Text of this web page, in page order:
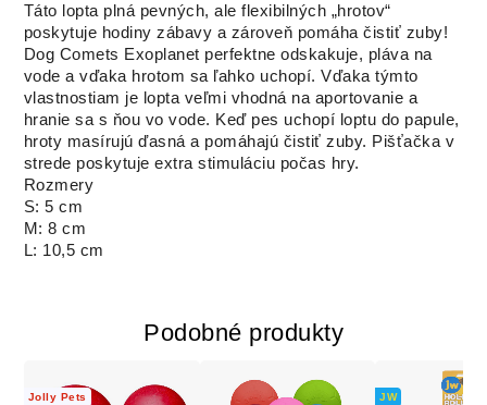
Táto lopta plná pevných, ale flexibilných „hrotov“
poskytuje hodiny zábavy a zároveň pomáha čistiť zuby!
Dog Comets Exoplanet perfektne odskakuje, pláva na
vode a vďaka hrotom sa ľahko uchopí. Vďaka týmto
vlastnostiam je lopta veľmi vhodná na aportovanie a
hranie sa s ňou vo vode. Keď pes uchopí loptu do papule,
hroty masírujú ďasná a pomáhajú čistiť zuby. Pišťačka v
strede poskytuje extra stimuláciu počas hry.
Rozmery
S: 5 cm
M: 8 cm
L: 10,5 cm
Podobné produkty
Jolly Pets JW